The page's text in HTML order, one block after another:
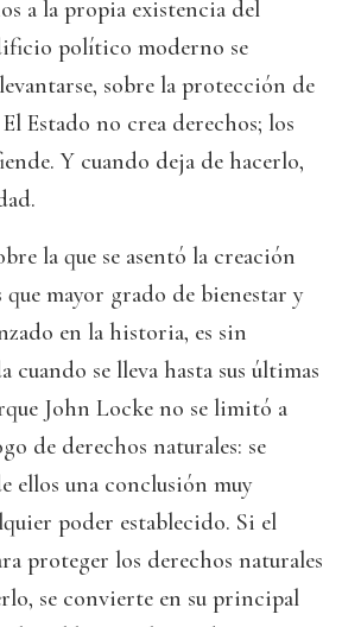
a la propia existencia del
político moderno se
sobre la protección de
Estado no crea derechos; los
Y cuando deja de hacerlo,
la que se asentó la creación
que mayor grado de bienestar y
en la historia, es sin
cuando se lleva hasta sus últimas
John Locke no se limitó a
de derechos naturales: se
ellos una conclusión muy
poder establecido. Si el
proteger los derechos naturales
se convierte en su principal